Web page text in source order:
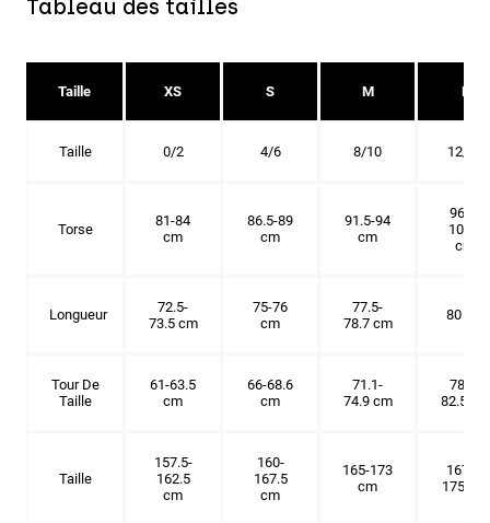
Tableau des tailles
Taille XS S M L
Taille 0/2 4/6 8/10 12/14
Torse
81-84
cm
86.5-89
cm
91.5-94
cm
96.5-
101.5
cm
Longueur
72.5-
73.5 cm
75-76
cm
77.5-
78.7 cm
80 cm
Tour De
Taille
61-63.5
cm
66-68.6
cm
71.1-
74.9 cm
78.7-
82.5 cm
Taille
157.5-
162.5
cm
160-
167.5
cm
165-173
cm
167.5-
175 cm